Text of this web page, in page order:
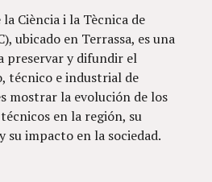
Ciència i la Tècnica de
ubicado en Terrassa, es una
preservar y difundir el
técnico e industrial de
mostrar la evolución de los
en la región, su
impacto en la sociedad.